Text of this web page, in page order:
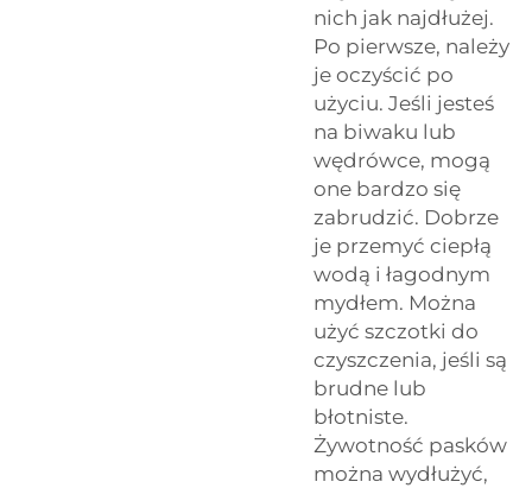
nich jak najdłużej.
Po pierwsze, należy
je oczyścić po
użyciu. Jeśli jesteś
na biwaku lub
wędrówce, mogą
one bardzo się
zabrudzić. Dobrze
je przemyć ciepłą
wodą i łagodnym
mydłem. Można
użyć szczotki do
czyszczenia, jeśli są
brudne lub
błotniste.
Żywotność pasków
można wydłużyć,